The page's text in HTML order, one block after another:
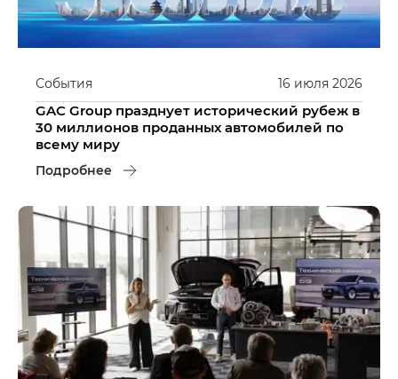
16 июля 2026
События
GAC Group празднует исторический рубеж в
30 миллионов проданных автомобилей по
всему миру
Подробнее